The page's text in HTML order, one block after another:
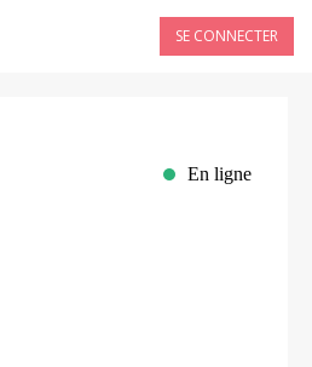
SE CONNECTER
En ligne